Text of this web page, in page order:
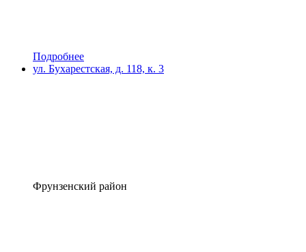
Подробнее
ул. Бухарестская, д. 118, к. 3
Фрунзенский район